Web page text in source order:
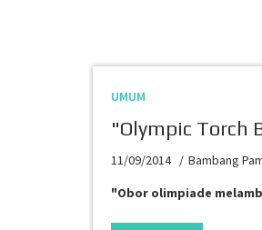
UMUM
"Olympic Torch
11/09/2014
Bambang
"Obor olimpiade